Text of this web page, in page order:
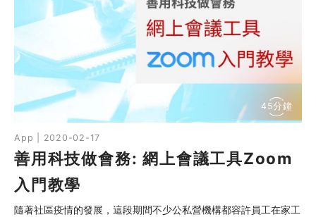
App | 2020-02-17
45分鐘
善用科技做會務: 網上會議工具Zoom
入門教學
隨著社區疫情的發展，這段期間不少公私營機構都容許員工在家工